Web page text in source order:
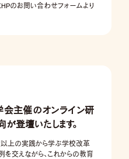
HPのお問い合わせフォームより
会主催のオンライン研
登壇いたします。
上の実践から学ぶ学校改革
を交えながら、これからの教育